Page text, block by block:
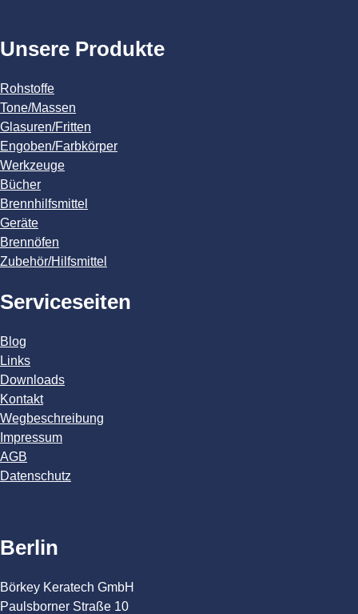
Unsere Produkte
Rohstoffe
Tone/Massen
Glasuren/Fritten
Engoben/Farbkörper
Werkzeuge
Bücher
Brennhilfsmittel
Geräte
Brennöfen
Zubehör/Hilfsmittel
Serviceseiten
Blog
Links
Downloads
Kontakt
Wegbeschreibung
Impressum
AGB
Datenschutz
Berlin
Börkey Keratech GmbH
Paulsborner Straße 10